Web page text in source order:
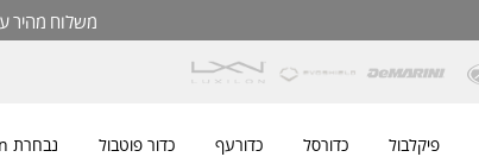
משלוח מהיר
פיקלבול כדורסל כדורעף כדור פוטבול נבחרת Wilson